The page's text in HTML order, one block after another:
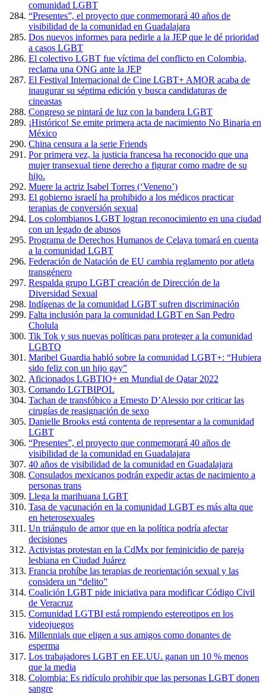
comunidad LGBT
“Presentes”, el proyecto que conmemorará 40 años de
visibilidad de la comunidad en Guadalajara
Dos nuevos informes para pedirle a la JEP que le dé prioridad
a casos LGBT
El colectivo LGBT fue víctima del conflicto en Colombia,
reclama una ONG ante la JEP
El Festival Internacional de Cine LGBT+ AMOR acaba de
inaugurar su séptima edición y busca candidaturas de
cineastas
Congreso se pintará de luz con la bandera LGBT
¡Histórico! Se emite primera acta de nacimiento No Binaria en
México
China censura a la serie Friends
Por primera vez, la justicia francesa ha reconocido que una
mujer transexual tiene derecho a figurar como madre de su
hijo.
Muere la actriz Isabel Torres (‘Veneno’)
El gobierno israelí ha prohibido a los médicos practicar
terapias de conversión sexual
Los colombianos LGBT logran reconocimiento en una ciudad
con un legado de abusos
Programa de Derechos Humanos de Celaya tomará en cuenta
a la comunidad LGBT
Federación de Natación de EU cambia reglamento por atleta
transgénero
Respalda grupo LGBT creación de Dirección de la
Diversidad Sexual
Indígenas de la comunidad LGBT sufren discriminación
Falta inclusión para la comunidad LGBT en San Pedro
Cholula
Tik Tok y sus nuevas políticas para proteger a la comunidad
LGBTQ
Maribel Guardia habló sobre la comunidad LGBT+: “Hubiera
sido feliz con un hijo gay”
Aficionados LGBTIQ+ en Mundial de Qatar 2022
Comando LGTBIPOL
Tachan de transfóbico a Ernesto D’Alessio por criticar las
cirugías de reasignación de sexo
Danielle Brooks está contenta de representar a la comunidad
LGBT
“Presentes”, el proyecto que conmemorará 40 años de
visibilidad de la comunidad en Guadalajara
40 años de visibilidad de la comunidad en Guadalajara
Consulados mexicanos podrán expedir actas de nacimiento a
personas trans
Llega la marihuana LGBT
Tasa de vacunación en la comunidad LGBT es más alta que
en heterosexuales
Un triángulo de amor que en la política podría afectar
decisiones
Activistas protestan en la CdMx por feminicidio de pareja
lesbiana en Ciudad Juárez
Francia prohíbe las terapias de reorientación sexual y las
considera un “delito”
Coalición LGBT pide iniciativa para modificar Código Civil
de Veracruz
Comunidad LGTBI está rompiendo estereotipos en los
videojuegos
Millennials que eligen a sus amigos como donantes de
esperma
Los trabajadores LGBT en EE.UU. ganan un 10 % menos
que la media
Colombia: Es ridículo prohibir que las personas LGBT donen
sangre